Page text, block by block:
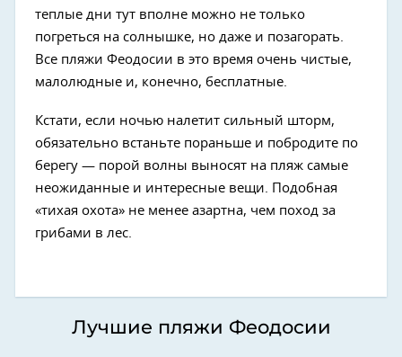
теплые дни тут вполне можно не только
погреться на солнышке, но даже и позагорать.
Все пляжи Феодосии в это время очень чистые,
малолюдные и, конечно, бесплатные.
Кстати, если ночью налетит сильный шторм,
обязательно встаньте пораньше и побродите по
берегу — порой волны выносят на пляж самые
неожиданные и интересные вещи. Подобная
«тихая охота» не менее азартна, чем поход за
грибами в лес.
Лучшие пляжи Феодосии